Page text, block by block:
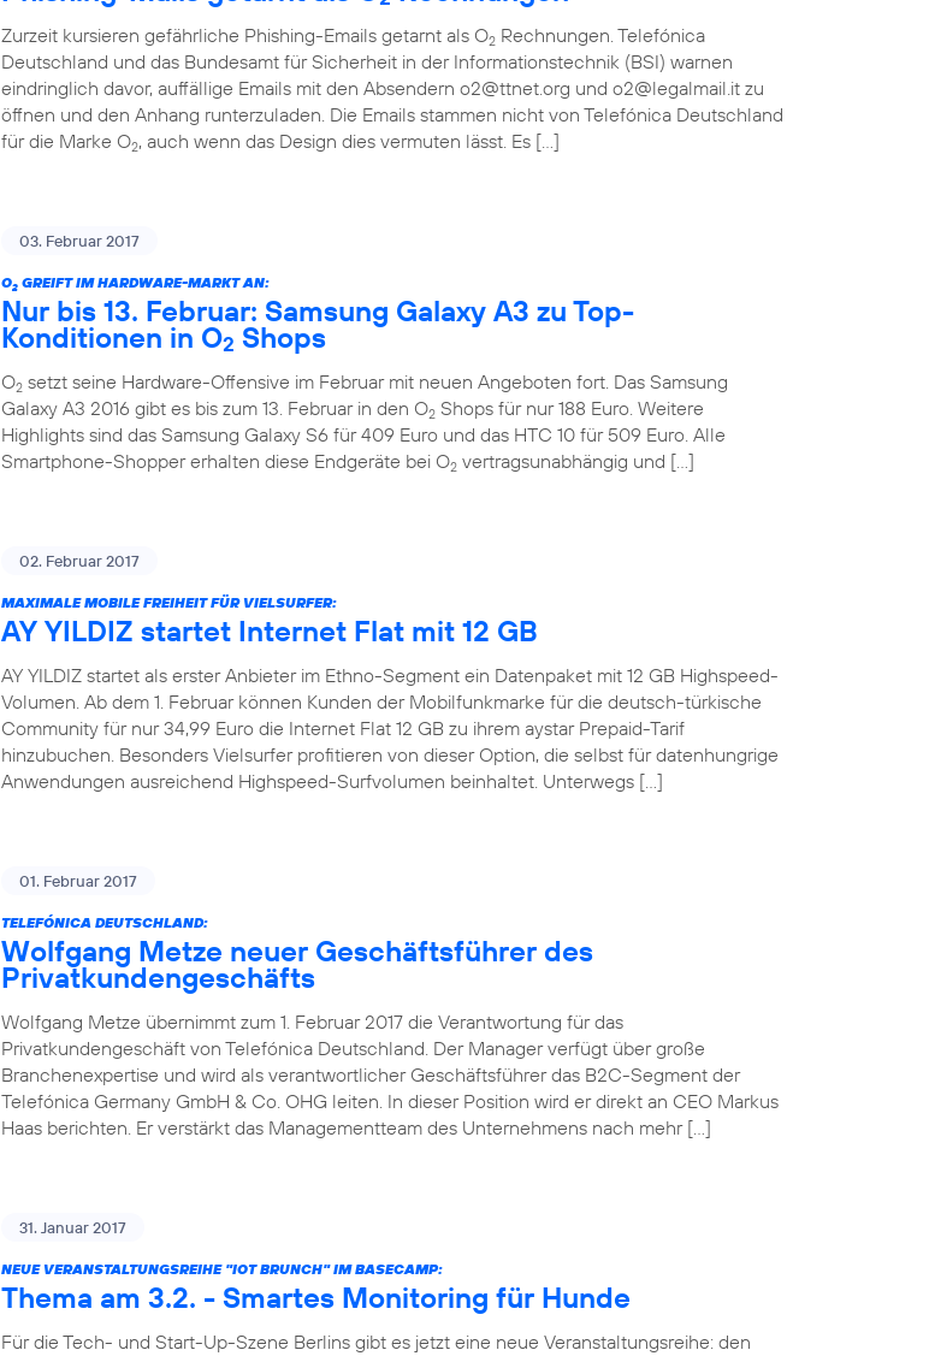
Zurzeit kursieren gefährliche Phishing-Emails getarnt als O2 Rechnungen. Telefónica
Deutschland und das Bundesamt für Sicherheit in der Informationstechnik (BSI) warnen
eindringlich davor, auffällige Emails mit den Absendern o2@ttnet.org und o2@legalmail.it zu
öffnen und den Anhang runterzuladen. Die Emails stammen nicht von Telefónica Deutschland
für die Marke O2, auch wenn das Design dies vermuten lässt. Es […]
03. Februar 2017
O2 GREIFT IM HARDWARE-MARKT AN:
Nur bis 13. Februar: Samsung Galaxy A3 zu Top-
Konditionen in O2 Shops
O2 setzt seine Hardware-Offensive im Februar mit neuen Angeboten fort. Das Samsung
Galaxy A3 2016 gibt es bis zum 13. Februar in den O2 Shops für nur 188 Euro. Weitere
Highlights sind das Samsung Galaxy S6 für 409 Euro und das HTC 10 für 509 Euro. Alle
Smartphone-Shopper erhalten diese Endgeräte bei O2 vertragsunabhängig und […]
02. Februar 2017
MAXIMALE MOBILE FREIHEIT FÜR VIELSURFER:
AY YILDIZ startet Internet Flat mit 12 GB
AY YILDIZ startet als erster Anbieter im Ethno-Segment ein Datenpaket mit 12 GB Highspeed-
Volumen. Ab dem 1. Februar können Kunden der Mobilfunkmarke für die deutsch-türkische
Community für nur 34,99 Euro die Internet Flat 12 GB zu ihrem aystar Prepaid-Tarif
hinzubuchen. Besonders Vielsurfer profitieren von dieser Option, die selbst für datenhungrige
Anwendungen ausreichend Highspeed-Surfvolumen beinhaltet. Unterwegs […]
01. Februar 2017
TELEFÓNICA DEUTSCHLAND:
Wolfgang Metze neuer Geschäftsführer des
Privatkundengeschäfts
Wolfgang Metze übernimmt zum 1. Februar 2017 die Verantwortung für das
Privatkundengeschäft von Telefónica Deutschland. Der Manager verfügt über große
Branchenexpertise und wird als verantwortlicher Geschäftsführer das B2C-Segment der
Telefónica Germany GmbH & Co. OHG leiten. In dieser Position wird er direkt an CEO Markus
Haas berichten. Er verstärkt das Managementteam des Unternehmens nach mehr […]
31. Januar 2017
NEUE VERANSTALTUNGSREIHE "IOT BRUNCH" IM BASECAMP:
Thema am 3.2. - Smartes Monitoring für Hunde
Für die Tech- und Start-Up-Szene Berlins gibt es jetzt eine neue Veranstaltungsreihe: den